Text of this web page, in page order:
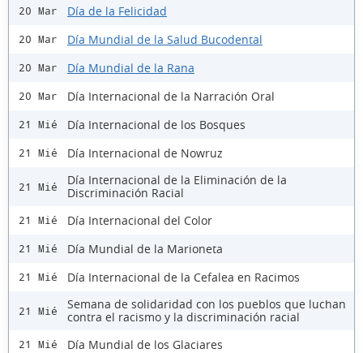
20 Mar Día de la Felicidad
20 Mar Día Mundial de la Salud Bucodental
20 Mar Día Mundial de la Rana
20 Mar Día Internacional de la Narración Oral
21 Mié Día Internacional de los Bosques
21 Mié Día Internacional de Nowruz
21 Mié
Día Internacional de la Eliminación de la
Discriminación Racial
21 Mié Día Internacional del Color
21 Mié Día Mundial de la Marioneta
21 Mié Día Internacional de la Cefalea en Racimos
21 Mié
Semana de solidaridad con los pueblos que luchan
contra el racismo y la discriminación racial
21 Mié Día Mundial de los Glaciares